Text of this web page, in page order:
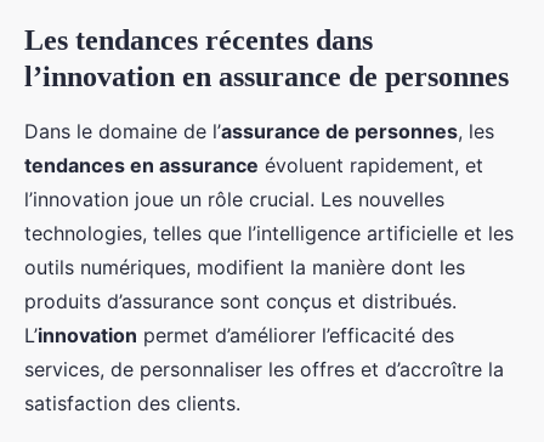
Les tendances récentes dans
l’innovation en assurance de personnes
Dans le domaine de l’assurance de personnes, les
tendances en assurance évoluent rapidement, et
l’innovation joue un rôle crucial. Les nouvelles
technologies, telles que l’intelligence artificielle et les
outils numériques, modifient la manière dont les
produits d’assurance sont conçus et distribués.
L’innovation permet d’améliorer l’efficacité des
services, de personnaliser les offres et d’accroître la
satisfaction des clients.